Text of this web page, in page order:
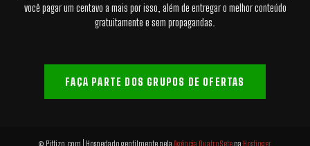
você pagar um centavo a mais por isso, além de entregar o melhor conteúdo
gratuitamente e sem propagandas.
FAÇA PARTE DOS GRUPOS DE OFERTAS
© Pittizo.com | Hospedado gentilmente pela Agência QuatroSetena Hostinger.